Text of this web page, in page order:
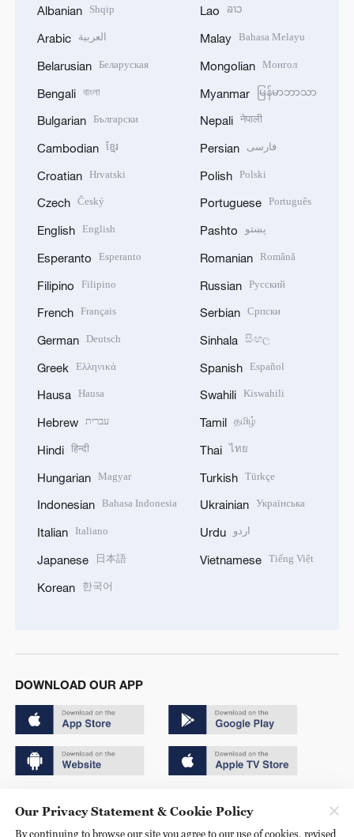
Albanian Shqip
Arabic العربية
Belarusian Беларуская
Bengali বাংলা
Bulgarian Български
Cambodian ខ្មែរ
Croatian Hrvatski
Czech Český
English English
Esperanto Esperanto
Filipino Filipino
French Français
German Deutsch
Greek Ελληνικά
Hausa Hausa
Hebrew עברית
Hindi हिन्दी
Hungarian Magyar
Indonesian Bahasa Indonesia
Italian Italiano
Japanese 日本語
Korean 한국어
Lao ລາວ
Malay Bahasa Melayu
Mongolian Монгол
Myanmar မြန်မာဘာသာ
Nepali नेपाली
Persian فارسی
Polish Polski
Portuguese Português
Pashto پښتو
Romanian Română
Russian Русский
Serbian Српски
Sinhala සිංහල
Spanish Español
Swahili Kiswahili
Tamil தமிழ்
Thai ไทย
Turkish Türkçe
Ukrainian Українська
Urdu اردو
Vietnamese Tiếng Việt
DOWNLOAD OUR APP
京ICP备20000184号
Our Privacy Statement & Cookie Policy
By continuing to browse our site you agree to our use of cookies, revised